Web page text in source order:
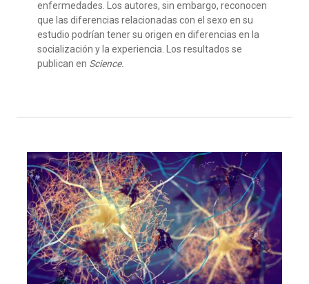
enfermedades. Los autores, sin embargo, reconocen
que las diferencias relacionadas con el sexo en su
estudio podrían tener su origen en diferencias en la
socialización y la experiencia. Los resultados se
publican en Science.